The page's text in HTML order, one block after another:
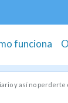
funciona
y así no perderte